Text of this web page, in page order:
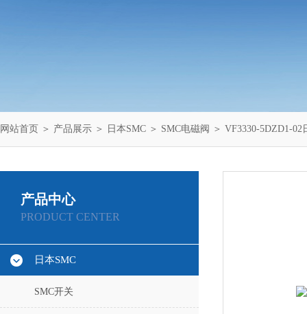
网站首页 ＞ 产品展示 ＞ 日本SMC ＞ SMC电磁阀 ＞ VF3330-5DZD1-
产品中心
PRODUCT CENTER
日本SMC
SMC开关